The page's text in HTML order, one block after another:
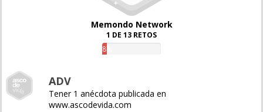
Memondo Network
1 DE 13 RETOS
8%
ADV
Tener 1 anécdota publicada en
www.ascodevida.com